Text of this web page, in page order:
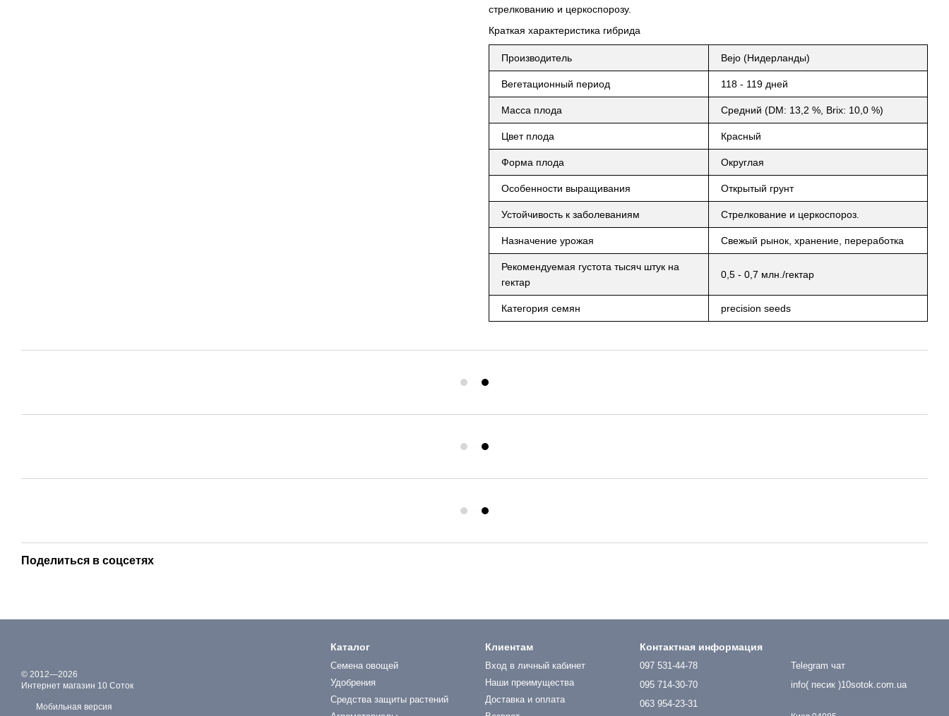
стрелкованию и церкоспорозу.
Краткая характеристика гибрида
Производитель Bejo (Нидерланды)
Вегетационный период 118 - 119 дней
Масса плода Средний (DM: 13,2 %, Brix: 10,0 %)
Цвет плода Красный
Форма плода Округлая
Особенности выращивания Открытый грунт
Устойчивость к заболеваниям Стрелкование и церкоспороз.
Назначение урожая Свежый рынок, хранение, переработка
Рекомендуемая густота тысяч штук на
гектар
0,5 - 0,7 млн./гектар
Категория семян precision seeds
Поделиться в соцсетях
© 2012—2026
Интернет магазин 10 Соток
Мобильная версия
Каталог
Семена овощей
Удобрения
Средства защиты растений
Клиентам
Вход в личный кабинет
Наши преимущества
Доставка и оплата
Контактная информация
097 531-44-78
095 714-30-70
063 954-23-31
Telegram чат
info( песик )10sotok.com.ua